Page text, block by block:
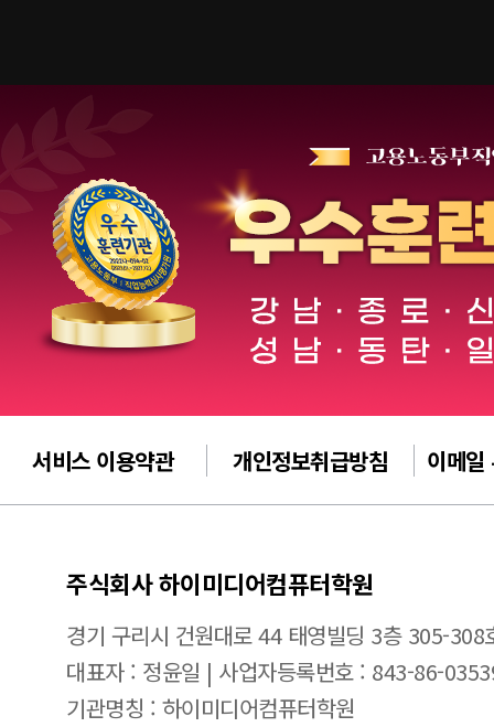
서비스 이용약관 개인정보취급방침 이메일
주식회사 하이미디어컴퓨터학원
경기 구리시 건원대로 44 태영빌딩 3층 305-308
대표자 : 정윤일 | 사업자등록번호 : 843-86-
기관명칭 : 하이미디어컴퓨터학원